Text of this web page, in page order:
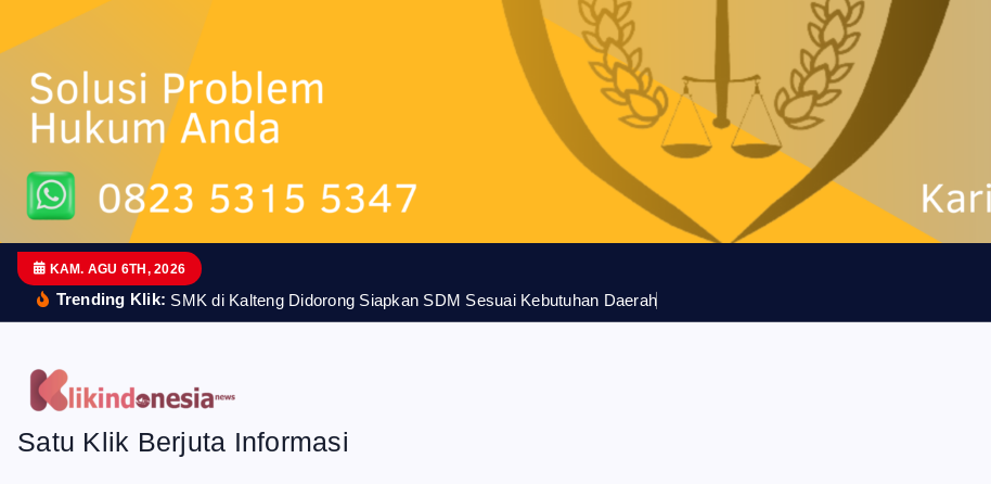
KAM. AGU 6TH, 2026
Trending Klik: SMK di Kalteng Didorong Siapkan SDM Sesuai Kebutuhan Daerah
Satu Klik Berjuta Informasi